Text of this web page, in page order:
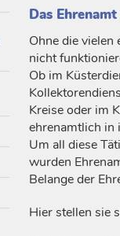
Das
Ohne die
nicht
Ob im
Kreise oder im
ehrenamtlich in
Um all diese
wurden
Belange der
Hier stellen sie